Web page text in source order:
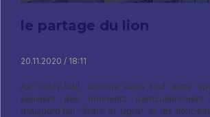
le partage du lion
20.11.2020 / 18:11
Au volley-ball, comme dans tout autre
souvient des moments
d'aujourd'hui "Stars of Ugra" et les